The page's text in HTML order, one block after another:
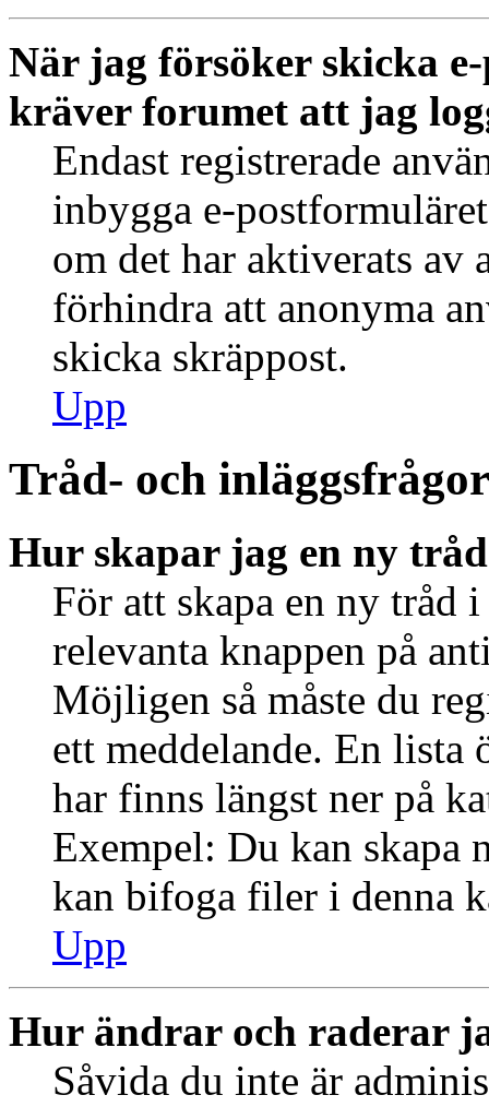
När jag försöker skicka
kräver forumet att jag
Endast registrerade
inbygga e-
om det har aktiverats av
förhindra att anonyma
skicka skräppost.
Upp
Tråd- och inläggsfrågor
Hur skapar jag en ny
För att skapa en ny tråd
relevanta knappen på
Möjligen så måste du
ett meddelande. En
har finns längst ner på
Exempel: Du kan skapa
kan bifoga filer i denna
Upp
Hur ändrar och raderar
Såvida du inte är